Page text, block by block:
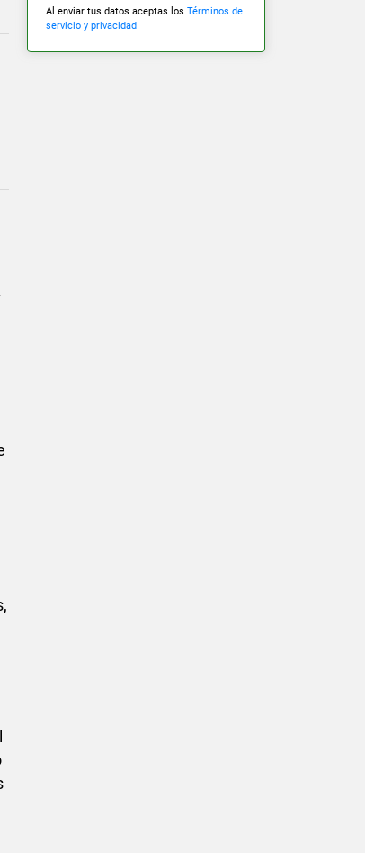
Al enviar tus datos aceptas los Términos de
servicio y privacidad